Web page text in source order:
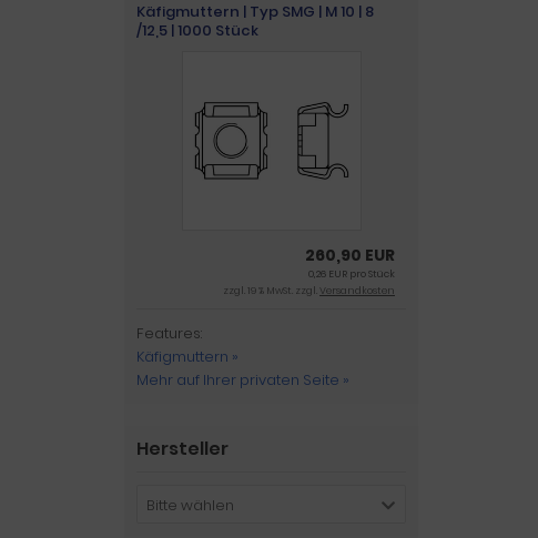
Käfigmuttern | Typ SMG | M 10 | 8
/12,5 | 1000 Stück
260,90 EUR
0,26 EUR pro Stück
zzgl. 19 % MwSt. zzgl.Versandkosten
Features:
Käfigmuttern »
Mehr auf Ihrer privaten Seite »
Hersteller
Bitte wählen